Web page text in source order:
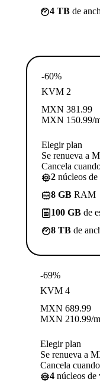
4 TB de
-60%
KVM 2
MXN 381.99
MXN 150.99/
Elegir plan
Se renueva a
Cancela
2 núcleos
8 GB RAM
100 GB de
8 TB de
-69%
KVM 4
MXN 689.99
MXN 210.99/
Elegir plan
Se renueva a
Cancela
4 núcleos de